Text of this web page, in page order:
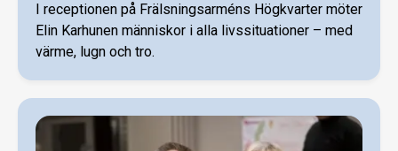
I receptionen på Frälsningsarméns Högkvarter möter
Elin Karhunen människor i alla livssituationer – med
värme, lugn och tro.